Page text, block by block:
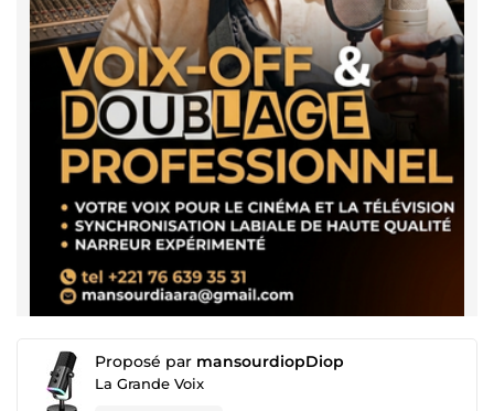
Proposé par mansourdiopDiop
La Grande Voix